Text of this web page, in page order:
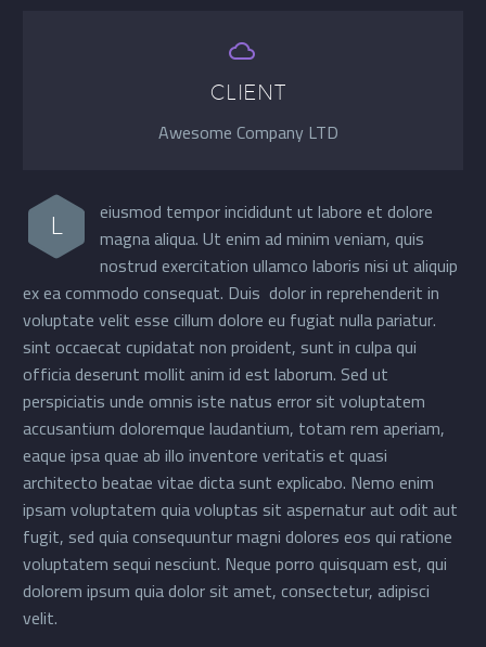


CLIENT
Awesome Company LTD
L
eiusmod tempor incididunt ut labore et dolore
magna aliqua. Ut enim ad minim veniam, quis
nostrud exercitation ullamco laboris nisi ut aliquip
ex ea commodo consequat. Duis dolor in reprehenderit in
voluptate velit esse cillum dolore eu fugiat nulla pariatur.
sint occaecat cupidatat non proident, sunt in culpa qui
officia deserunt mollit anim id est laborum. Sed ut
perspiciatis unde omnis iste natus error sit voluptatem
accusantium doloremque laudantium, totam rem aperiam,
eaque ipsa quae ab illo inventore veritatis et quasi
architecto beatae vitae dicta sunt explicabo. Nemo enim
ipsam voluptatem quia voluptas sit aspernatur aut odit aut
fugit, sed quia consequuntur magni dolores eos qui ratione
voluptatem sequi nesciunt. Neque porro quisquam est, qui
dolorem ipsum quia dolor sit amet, consectetur, adipisci
velit.